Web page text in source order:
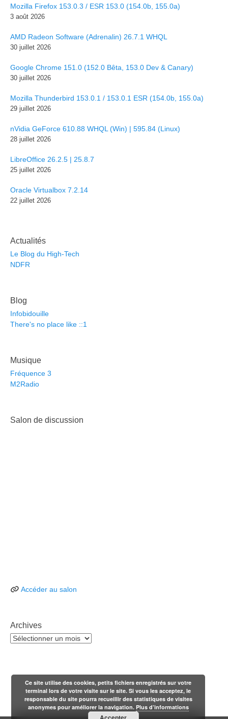
Mozilla Firefox 153.0.3 / ESR 153.0 (154.0b, 155.0a)
3 août 2026
AMD Radeon Software (Adrenalin) 26.7.1 WHQL
30 juillet 2026
Google Chrome 151.0 (152.0 Bêta, 153.0 Dev & Canary)
30 juillet 2026
Mozilla Thunderbird 153.0.1 / 153.0.1 ESR (154.0b, 155.0a)
29 juillet 2026
nVidia GeForce 610.88 WHQL (Win) | 595.84 (Linux)
28 juillet 2026
LibreOffice 26.2.5 | 25.8.7
25 juillet 2026
Oracle Virtualbox 7.2.14
22 juillet 2026
Actualités
Le Blog du High-Tech
NDFR
Blog
Infobidouille
There's no place like ::1
Musique
Fréquence 3
M2Radio
Salon de discussion
Accéder au salon
Archives
Archives
Ce site utilise des cookies, petits fichiers enregistrés sur votre
terminal lors de votre visite sur le site. Si vous les acceptez, le
responsable du site pourra recueillir des statistiques de visites
anonymes pour améliorer la navigation. Plus d’informations